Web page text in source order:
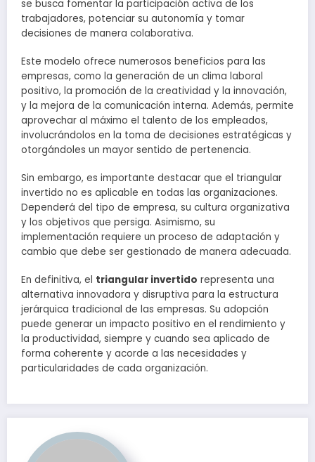
se busca fomentar la participación activa de los
trabajadores, potenciar su autonomía y tomar
decisiones de manera colaborativa.
Este modelo ofrece numerosos beneficios para las
empresas, como la generación de un clima laboral
positivo, la promoción de la creatividad y la innovación,
y la mejora de la comunicación interna. Además, permite
aprovechar al máximo el talento de los empleados,
involucrándolos en la toma de decisiones estratégicas y
otorgándoles un mayor sentido de pertenencia.
Sin embargo, es importante destacar que el triangular
invertido no es aplicable en todas las organizaciones.
Dependerá del tipo de empresa, su cultura organizativa
y los objetivos que persiga. Asimismo, su
implementación requiere un proceso de adaptación y
cambio que debe ser gestionado de manera adecuada.
En definitiva, el triangular invertido representa una
alternativa innovadora y disruptiva para la estructura
jerárquica tradicional de las empresas. Su adopción
puede generar un impacto positivo en el rendimiento y
la productividad, siempre y cuando sea aplicado de
forma coherente y acorde a las necesidades y
particularidades de cada organización.